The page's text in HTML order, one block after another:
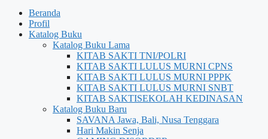
Beranda
Profil
Katalog Buku
Katalog Buku Lama
KITAB SAKTI TNI/POLRI
KITAB SAKTI LULUS MURNI CPNS
KITAB SAKTI LULUS MURNI PPPK
KITAB SAKTI LULUS MURNI SNBT
KITAB SAKTISEKOLAH KEDINASAN
Katalog Buku Baru
SAVANA Jawa, Bali, Nusa Tenggara
Hari Makin Senja